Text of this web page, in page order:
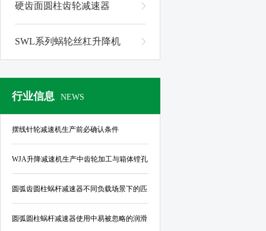
硬齿面圆柱齿轮减速器
SWL系列蜗轮丝杠升降机
行业信息 NEWS
摆线针轮减速机生产前必确认条件
WJA升降减速机生产中齿轮加工与箱体镗孔
圆弧齿圆柱蜗杆减速器不同负载场景下的匹
圆弧圆柱蜗杆减速器使用中易被忽略的润滑